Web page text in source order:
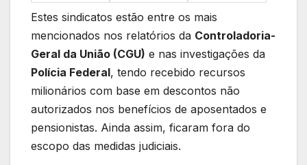
Estes sindicatos estão entre os mais
mencionados nos relatórios da Controladoria-
Geral da União (CGU) e nas investigações da
Polícia Federal, tendo recebido recursos
milionários com base em descontos não
autorizados nos benefícios de aposentados e
pensionistas. Ainda assim, ficaram fora do
escopo das medidas judiciais.